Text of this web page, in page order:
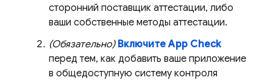
сторонний поставщик аттестации, либо
ваши собственные методы аттестации.
(Обязательно) ВключитеApp Check
перед тем, как добавить ваше приложение
в общедоступную систему контроля